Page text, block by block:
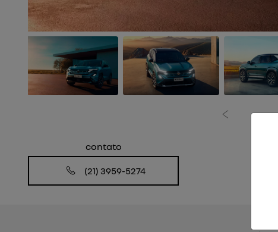
Anterior
contato
(21) 3959-5274